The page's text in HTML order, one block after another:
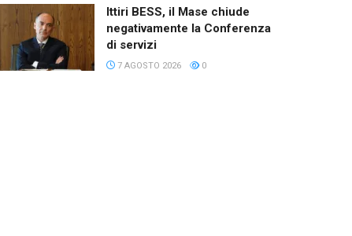
Ittiri BESS, il Mase chiude
negativamente la Conferenza
di servizi
7 AGOSTO 2026 0